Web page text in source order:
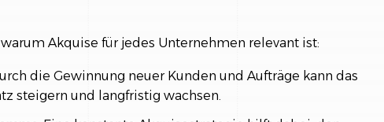
Akquise für jedes Unternehmen relevant ist:
die Gewinnung neuer Kunden und Aufträge kann das
steigern und langfristig wachsen.